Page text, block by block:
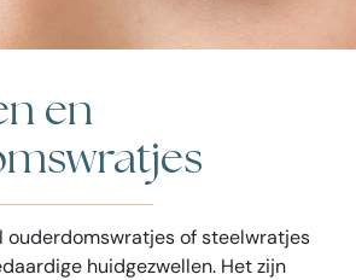
en
ouderdomswratjes of steelwratjes
huidgezwellen. Het zijn